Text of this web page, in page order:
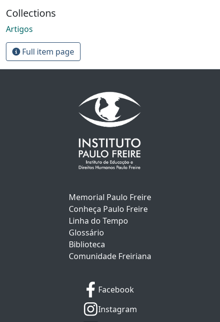
Collections
Artigos
Full item page
Memorial Paulo Freire
Conheça Paulo Freire
Linha do Tempo
Glossário
Biblioteca
Comunidade Freiriana
Facebook
Instagram